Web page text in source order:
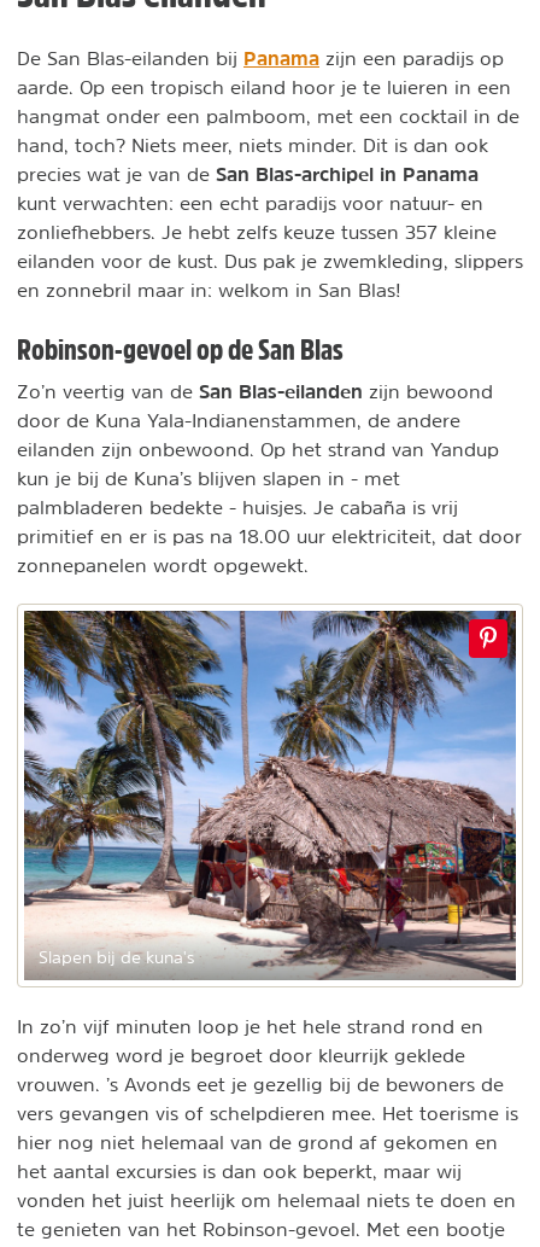
De San Blas-eilanden bij Panama zijn een paradijs op
aarde. Op een tropisch eiland hoor je te luieren in een
hangmat onder een palmboom, met een cocktail in de
hand, toch? Niets meer, niets minder. Dit is dan ook
precies wat je van de San Blas-archipel in Panama
kunt verwachten: een echt paradijs voor natuur- en
zonliefhebbers. Je hebt zelfs keuze tussen 357 kleine
eilanden voor de kust. Dus pak je zwemkleding, slippers
en zonnebril maar in: welkom in San Blas!
Robinson-gevoel op de San Blas
Zo’n veertig van de San Blas-eilanden zijn bewoond
door de Kuna Yala-Indianenstammen, de andere
eilanden zijn onbewoond. Op het strand van Yandup
kun je bij de Kuna’s blijven slapen in - met
palmbladeren bedekte - huisjes. Je cabaña is vrij
primitief en er is pas na 18.00 uur elektriciteit, dat door
zonnepanelen wordt opgewekt.
Slapen bij de kuna's
In zo’n vijf minuten loop je het hele strand rond en
onderweg word je begroet door kleurrijk geklede
vrouwen. ’s Avonds eet je gezellig bij de bewoners de
vers gevangen vis of schelpdieren mee. Het toerisme is
hier nog niet helemaal van de grond af gekomen en
het aantal excursies is dan ook beperkt, maar wij
vonden het juist heerlijk om helemaal niets te doen en
te genieten van het Robinson-gevoel. Met een bootje